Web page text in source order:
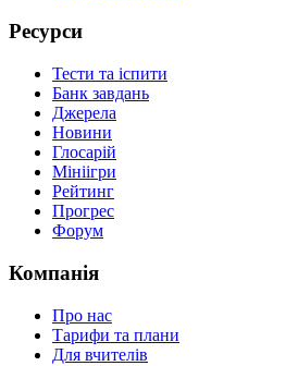
Ресурси
Тести та іспити
Банк завдань
Джерела
Новини
Глосарій
Мініігри
Рейтинг
Прогрес
Форум
Компанія
Про нас
Тарифи та плани
Для вчителів